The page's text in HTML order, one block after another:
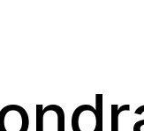
Surf Season